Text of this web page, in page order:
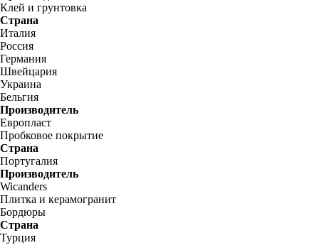
Клей и грунтовка
Страна
Италия
Россия
Германия
Швейцария
Украина
Бельгия
Производитель
Европласт
Пробковое покрытие
Страна
Португалия
Производитель
Wicanders
Плитка и керамогранит
Бордюры
Страна
Турция